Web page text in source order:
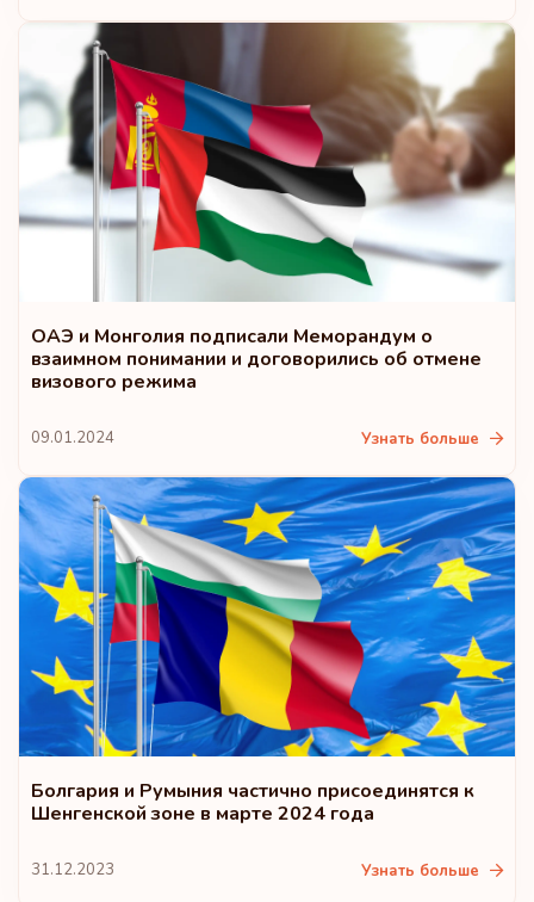
ОАЭ и Монголия подписали Меморандум о
взаимном понимании и договорились об отмене
визового режима
09.01.2024 Узнать больше
Болгария и Румыния частично присоединятся к
Шенгенской зоне в марте 2024 года
31.12.2023 Узнать больше